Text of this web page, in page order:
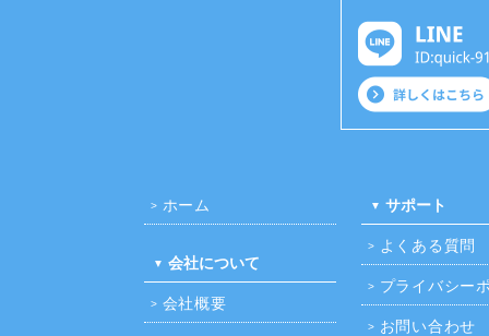
ホーム
会社について
会社概要
サポート
よくある質問
プライバシー
お問い合わせ